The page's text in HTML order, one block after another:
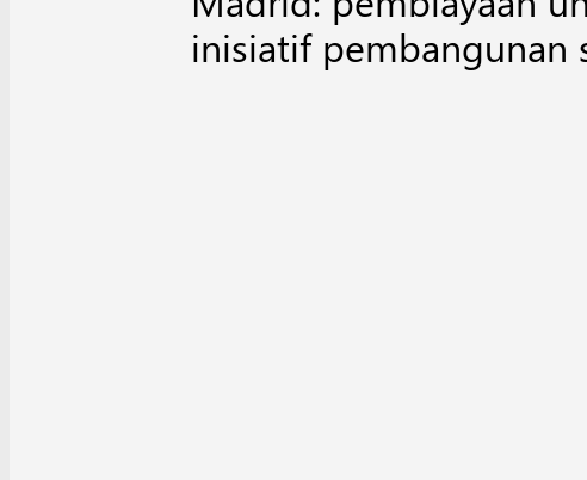
inisiatif pembangunan